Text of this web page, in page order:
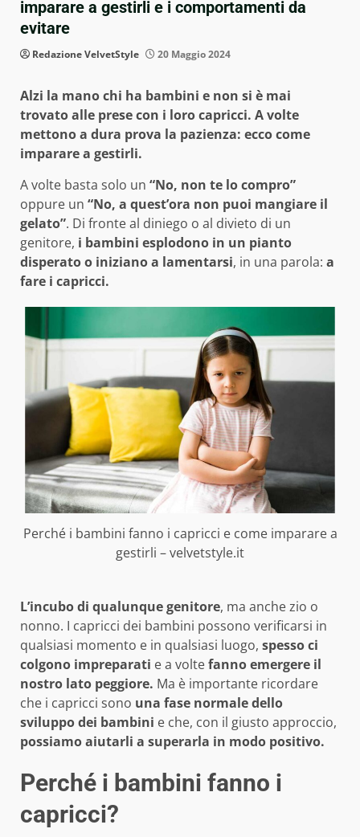
imparare a gestirli e i comportamenti da
evitare
Redazione VelvetStyle 20 Maggio 2024
Alzi la mano chi ha bambini e non si è mai
trovato alle prese con i loro capricci. A volte
mettono a dura prova la pazienza: ecco come
imparare a gestirli.
A volte basta solo un “No, non te lo compro”
oppure un “No, a quest’ora non puoi mangiare il
gelato”. Di fronte al diniego o al divieto di un
genitore, i bambini esplodono in un pianto
disperato o iniziano a lamentarsi, in una parola: a
fare i capricci.
Perché i bambini fanno i capricci e come imparare a
gestirli – velvetstyle.it
L’incubo di qualunque genitore, ma anche zio o
nonno. I capricci dei bambini possono verificarsi in
qualsiasi momento e in qualsiasi luogo, spesso ci
colgono impreparati e a voltefanno emergere il
nostro lato peggiore. Ma è importante ricordare
che i capricci sono una fase normale dello
sviluppo dei bambini e che, con il giusto approccio,
possiamo aiutarli a superarla in modo positivo.
Perché i bambini fanno i
capricci?